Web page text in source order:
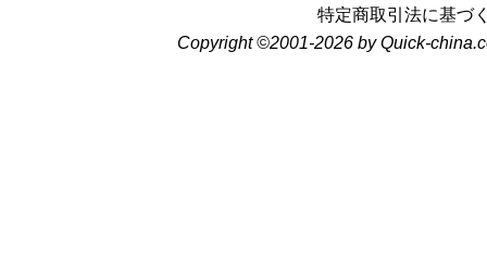
特定商取引法に基づ
Copyright ©2001-2026 by Quick-